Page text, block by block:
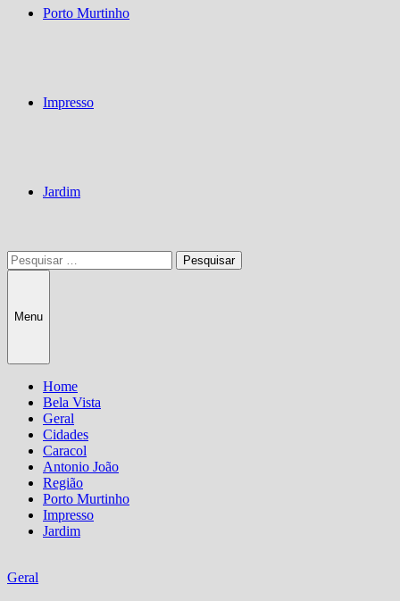
Porto Murtinho
Impresso
Jardim
Pesquisar
por:
Menu
Home
Bela Vista
Geral
Cidades
Caracol
Antonio João
Região
Porto Murtinho
Impresso
Jardim
Geral